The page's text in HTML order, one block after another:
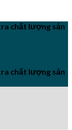
chất lượng sản
chất lượng sản